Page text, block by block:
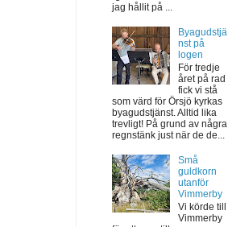
jag hållit på ...
Byagudstjä
nst på
logen
För tredje
året på rad
fick vi stå
som värd för Örsjö kyrkas
byagudstjänst. Alltid lika
trevligt! På grund av några
regnstänk just när de de...
Små
guldkorn
utanför
Vimmerby
Vi körde till
Vimmerby